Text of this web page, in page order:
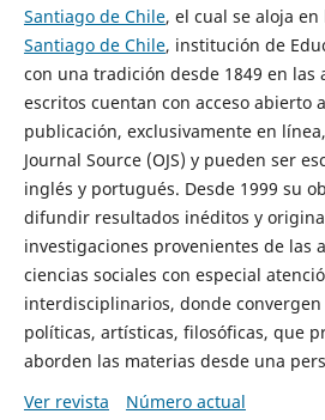
Santiago de Chile, el cual se aloja en
Santiago de Chile, institución de
con una tradición desde 1849 en las
escritos cuentan con acceso abierto
publicación, exclusivamente en
Journal Source (OJS) y pueden ser
inglés y portugués. Desde 1999 su
difundir resultados inéditos y
investigaciones provenientes de las
ciencias sociales con especial
interdisciplinarios, donde convergen
políticas, artísticas, filosóficas, que
aborden las materias desde una
Ver revista
Número actual